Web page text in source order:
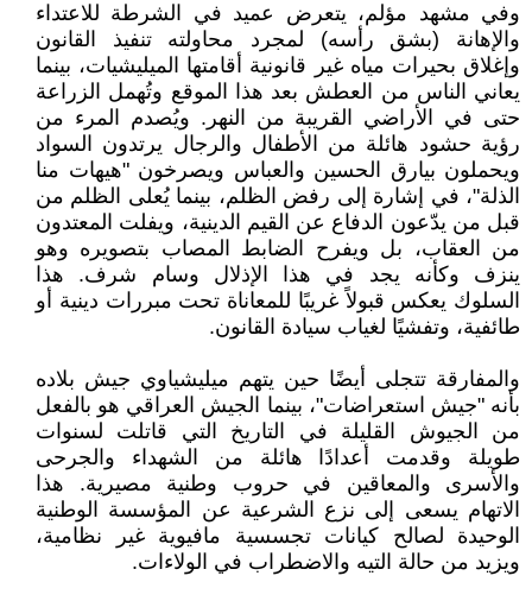
وفي مشهد مؤلم، يتعرض عميد في الشرطة للاعتداء
والإهانة (بشق رأسه) لمجرد محاولته تنفيذ القانون
وإغلاق بحيرات مياه غير قانونية أقامتها الميليشيات، بينما
يعاني الناس من العطش بعد هذا الموقع وتُهمل الزراعة
حتى في الأراضي القريبة من النهر. ويُصدم المرء من
رؤية حشود هائلة من الأطفال والرجال يرتدون السواد
ويحملون بيارق الحسين والعباس ويصرخون "هيهات منا
الذلة"، في إشارة إلى رفض الظلم، بينما يُعلى الظلم من
قبل من يدّعون الدفاع عن القيم الدينية، ويفلت المعتدون
من العقاب، بل ويفرح الضابط المصاب بتصويره وهو
ينزف وكأنه يجد في هذا الإذلال وسام شرف. هذا
السلوك يعكس قبولاً غريبًا للمعاناة تحت مبررات دينية أو
طائفية، وتفشيًا لغياب سيادة القانون.
والمفارقة تتجلى أيضًا حين يتهم ميليشياوي جيش بلاده
بأنه "جيش استعراضات"، بينما الجيش العراقي هو بالفعل
من الجيوش القليلة في التاريخ التي قاتلت لسنوات
طويلة وقدمت أعدادًا هائلة من الشهداء والجرحى
والأسرى والمعاقين في حروب وطنية مصيرية. هذا
الاتهام يسعى إلى نزع الشرعية عن المؤسسة الوطنية
الوحيدة لصالح كيانات تجسسية مافيوية غير نظامية،
ويزيد من حالة التيه والاضطراب في الولاءات.